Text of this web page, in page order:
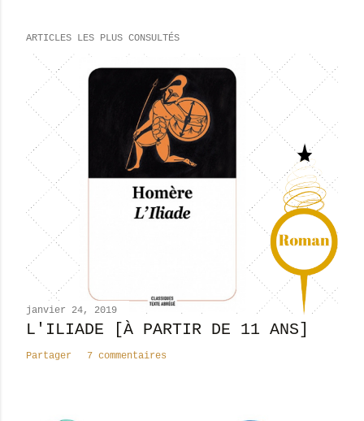
g
t
r
c
m
n
t
i
ARTICLES LES PLUS CONSULTÉS
janvier 24, 2019
L'ILIADE [À PARTIR DE 11 ANS]
Partager 7 commentaires